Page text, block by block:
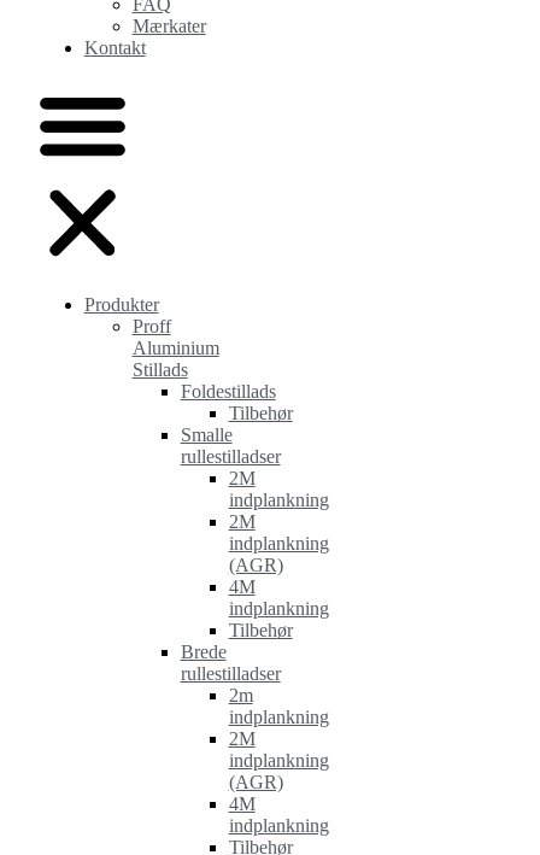
Mærkater
Kontakt
Produkter
Proff
Aluminium
Stillads
Foldestillads
Tilbehør
Smalle
rullestilladser
2M
indplankning
2M
indplankning
(AGR)
4M
indplankning
Tilbehør
Brede
rullestilladser
2m
indplankning
2M
indplankning
(AGR)
4M
indplankning
Tilbehør